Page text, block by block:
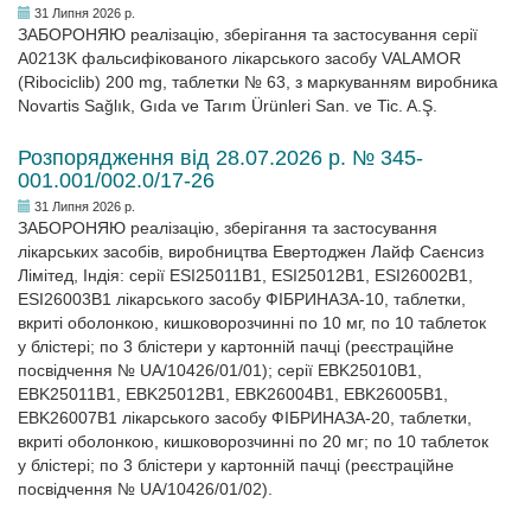
31 Липня 2026 р.
ЗАБОРОНЯЮ реалізацію, зберігання та застосування серії
A0213K фальсифікованого лікарського засобу VALAMOR
(Ribociclib) 200 mg, таблетки № 63, з маркуванням виробника
Novartis Sağlık, Gıda ve Tarım Ürünleri San. ve Tic. A.Ş.
Розпорядження від 28.07.2026 р. № 345-
001.001/002.0/17-26
31 Липня 2026 р.
ЗАБОРОНЯЮ реалізацію, зберігання та застосування
лікарських засобів, виробництва Евертоджен Лайф Саєнсиз
Лімітед, Індія: серії ESI25011B1, ESI25012B1, ESI26002B1,
ESI26003B1 лікарського засобу ФІБРИНАЗА-10, таблетки,
вкриті оболонкою, кишковорозчинні по 10 мг, по 10 таблеток
у блістері; по 3 блістери у картонній пачці (реєстраційне
посвідчення № UA/10426/01/01); серії EBK25010B1,
EBK25011B1, EBK25012B1, EBK26004B1, EBK26005B1,
EBK26007B1 лікарського засобу ФІБРИНАЗА-20, таблетки,
вкриті оболонкою, кишковорозчинні по 20 мг; по 10 таблеток
у блістері; по 3 блістери у картонній пачці (реєстраційне
посвідчення № UA/10426/01/02).